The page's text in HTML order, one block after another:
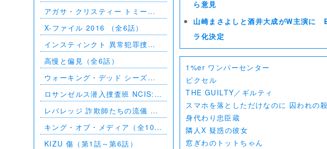
ら意見
山崎まさよしと酒井大成がW主演に
ラ化決定
1%er ワンパーセンター
ピクセル
THE GUILTY／ギルティ
スマホを落としただけなのに 囚われの
身代わり忠臣蔵
隣人X 疑惑の彼女
窓ぎわのトットちゃん
アガサ・クリスティー トミーと
タペンス －2人で探偵を－
X-ファイル 2016 （全6話）
インスティンクト 異常犯罪捜査
シーズン1（全13話）
高慢と偏見（全6話）
ウォーキング・デッド シーズン
8（第1話～第16話）
ロサンゼルス潜入捜査班 NCIS:
Los Angeles シーズン5（第2話
～第24話）
レバレッジ 詐欺師たちの流儀 シ
ーズン1（全13話）
キング・オブ・メディア（全10
話）
KIZU 傷（第1話～第6話）